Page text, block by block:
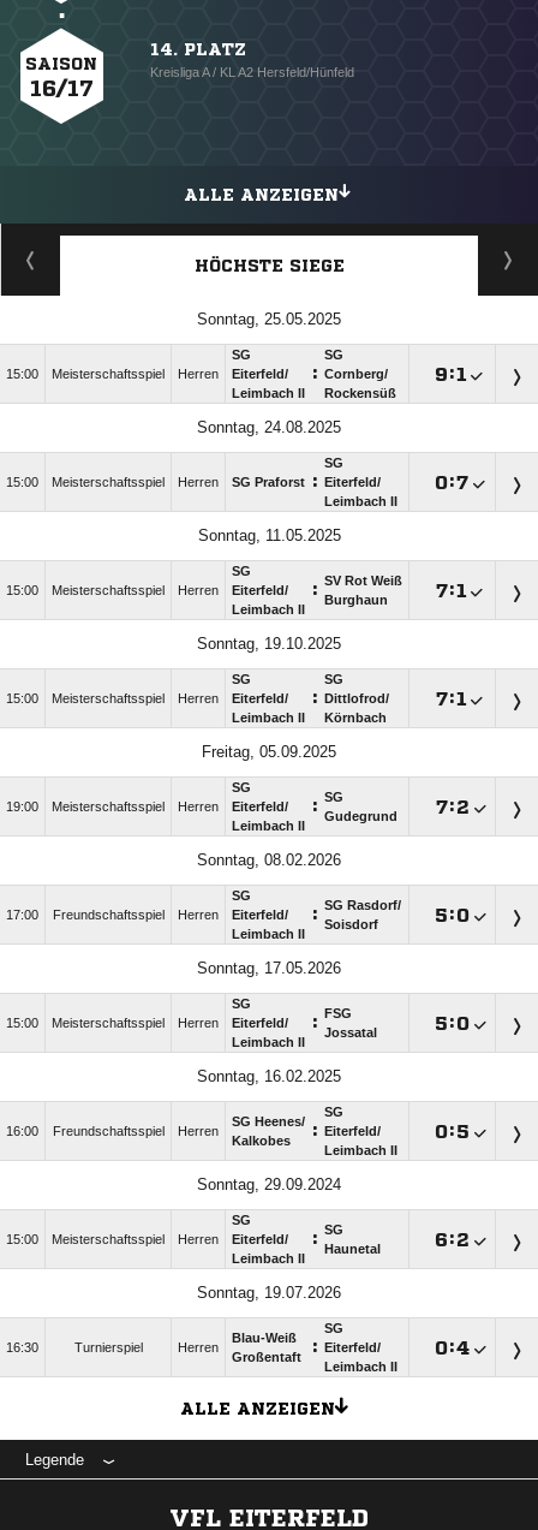
SAISON
16/17
14. PLATZ
Kreisliga A / KL A2 Hersfeld/Hünfeld
ALLE ANZEIGEN
HÖCHSTE SIEGE
Sonntag, 25.05.2025
15:00 Meisterschaftsspiel Herren
SG
Eiterfeld/​
Leimbach II
:
SG
Cornberg/​
Rockensüß
:
Sonntag, 24.08.2025
15:00 Meisterschaftsspiel Herren SG Praforst :
SG
Eiterfeld/​
Leimbach II
:
Sonntag, 11.05.2025
15:00 Meisterschaftsspiel Herren
SG
Eiterfeld/​
Leimbach II
: SV Rot Weiß
Burghaun
:
Sonntag, 19.10.2025
15:00 Meisterschaftsspiel Herren
SG
Eiterfeld/​
Leimbach II
:
SG
Dittlofrod/​
Körnbach
:
Freitag, 05.09.2025
19:00 Meisterschaftsspiel Herren
SG
Eiterfeld/​
Leimbach II
: SG
Gudegrund
:
Sonntag, 08.02.2026
17:00 Freundschaftsspiel Herren
SG
Eiterfeld/​
Leimbach II
: SG Rasdorf/​
Soisdorf
:
Sonntag, 17.05.2026
15:00 Meisterschaftsspiel Herren
SG
Eiterfeld/​
Leimbach II
:
FSG
Jossatal
:
Sonntag, 16.02.2025
16:00 Freundschaftsspiel Herren
SG Heenes/​
Kalkobes
:
SG
Eiterfeld/​
Leimbach II
:
Sonntag, 29.09.2024
15:00 Meisterschaftsspiel Herren
SG
Eiterfeld/​
Leimbach II
: SG
Haunetal
:
Sonntag, 19.07.2026
16:30 Turnierspiel Herren
Blau-Weiß
Großentaft
:
SG
Eiterfeld/​
Leimbach II
:
ALLE ANZEIGEN
Legende
VFL EITERFELD